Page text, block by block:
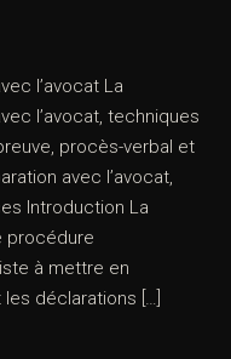
l’avocat La
l’avocat, techniques
procès-verbal et
avec l’avocat,
Introduction La
procédure
à mettre en
déclarations […]